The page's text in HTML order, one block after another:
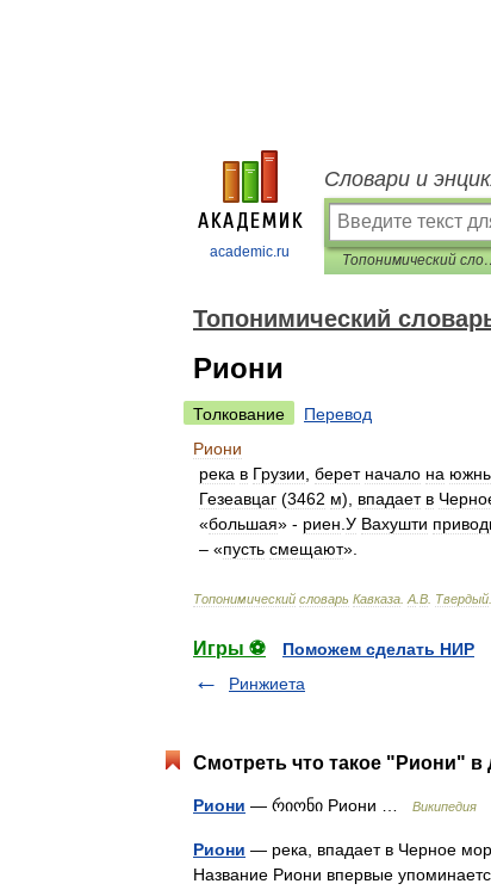
academic.ru
Словари и
Топонимический
Риони
Толкование
Перевод
Риони
река в Грузии берет начало на
Гезеавцаг (3462 м), впадает в
«большая» - риен У Вахушти
– «пусть смещают».
Топонимический словарь Кавказа А В Твердый
Игры ⚽
Поможем сделать НИР
Ринжиета
Смотреть что такое "Риони" в
Риони — რიონი Риони … Википедия
Риони — река, впадает в Черное
Название Риони впервые